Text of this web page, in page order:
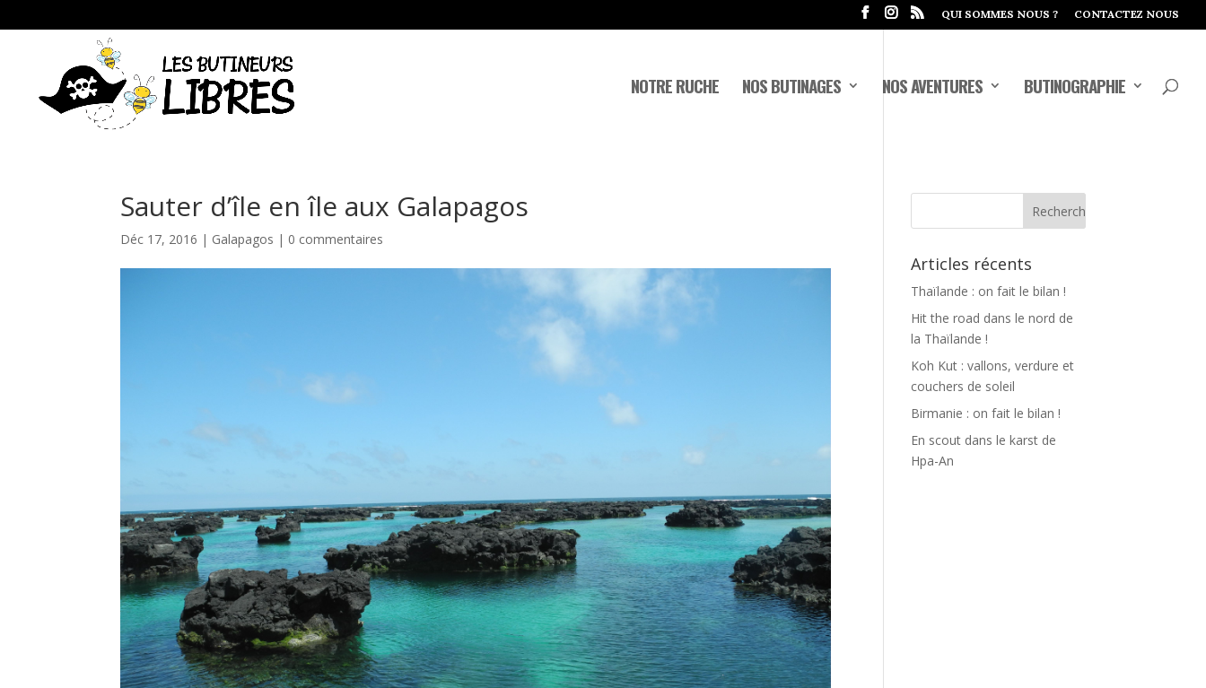
QUI SOMMES NOUS ? CONTACTEZ NOUS
NOTRE RUCHE NOS BUTINAGES NOS AVENTURES BUTINOGRAPHIE
Sauter d’île en île aux Galapagos
Déc 17, 2016 | Galapagos | 0 commentaires
Articles récents
Thaïlande : on fait le bilan !
Hit the road dans le nord de
la Thaïlande !
Koh Kut : vallons, verdure et
couchers de soleil
Birmanie : on fait le bilan !
En scout dans le karst de
Hpa-An